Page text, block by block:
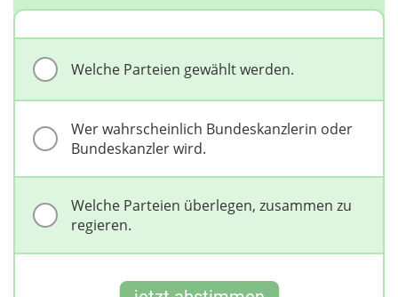
Welche Parteien gewählt werden.
Wer wahrscheinlich Bundeskanzlerin oder
Bundeskanzler wird.
Welche Parteien überlegen, zusammen zu
regieren.